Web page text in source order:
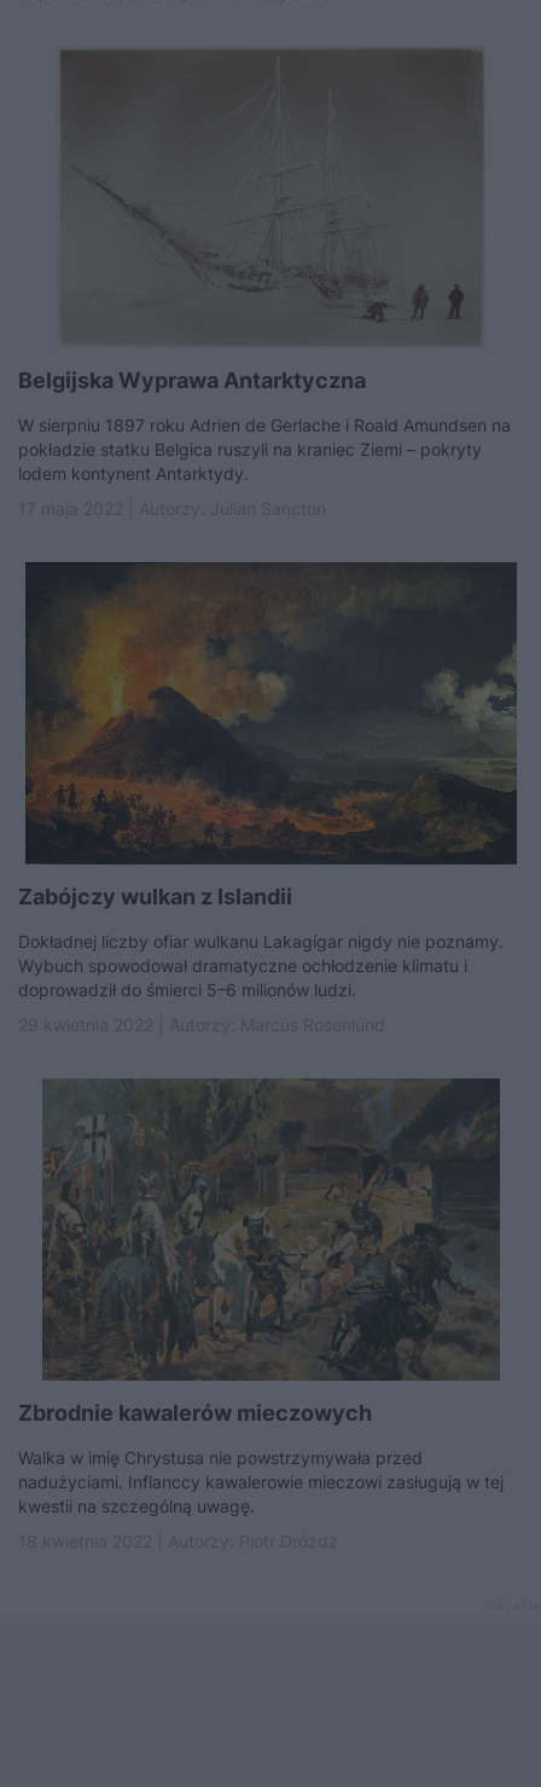
Belgijska Wyprawa Antarktyczna
W sierpniu 1897 roku Adrien de Gerlache i Roald Amundsen na
pokładzie statku Belgica ruszyli na kraniec Ziemi – pokryty
lodem kontynent Antarktydy.
Zabójczy wulkan z Islandii
Dokładnej liczby ofiar wulkanu Lakagígar nigdy nie poznamy.
Wybuch spowodował dramatyczne ochłodzenie klimatu i
doprowadził do śmierci 5–6 milionów ludzi.
Zbrodnie kawalerów mieczowych
Walka w imię Chrystusa nie powstrzymywała przed
nadużyciami. Inflanccy kawalerowie mieczowi zasługują w tej
kwestii na szczególną uwagę.